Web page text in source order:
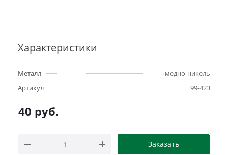
Характеристики
Металл
медно-никель
Артикул
99-423
40 руб.
Заказать